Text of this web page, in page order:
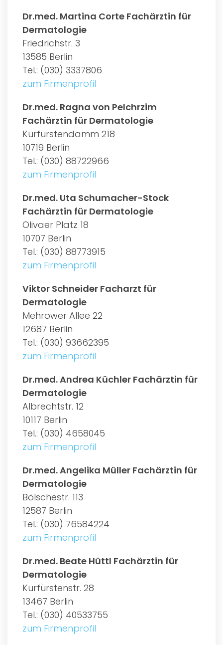
Dr.med. Martina Corte Fachärztin für
Dermatologie
Friedrichstr. 3
13585 Berlin
Tel.: (030) 3337806
zum Firmenprofil
Dr.med. Ragna von Pelchrzim
Fachärztin für Dermatologie
Kurfürstendamm 218
10719 Berlin
Tel.: (030) 88722966
zum Firmenprofil
Dr.med. Uta Schumacher-Stock
Fachärztin für Dermatologie
Olivaer Platz 18
10707 Berlin
Tel.: (030) 88773915
zum Firmenprofil
Viktor Schneider Facharzt für
Dermatologie
Mehrower Allee 22
12687 Berlin
Tel.: (030) 93662395
zum Firmenprofil
Dr.med. Andrea Küchler Fachärztin für
Dermatologie
Albrechtstr. 12
10117 Berlin
Tel.: (030) 4658045
zum Firmenprofil
Dr.med. Angelika Müller Fachärztin für
Dermatologie
Bölschestr. 113
12587 Berlin
Tel.: (030) 76584224
zum Firmenprofil
Dr.med. Beate Hüttl Fachärztin für
Dermatologie
Kurfürstenstr. 28
13467 Berlin
Tel.: (030) 40533755
zum Firmenprofil